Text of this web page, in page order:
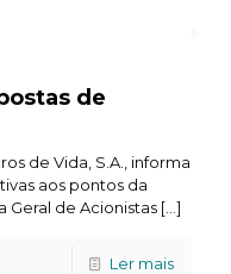
de
de Vida, S.A., informa
aos pontos da
Geral de Acionistas […]
Ler mais